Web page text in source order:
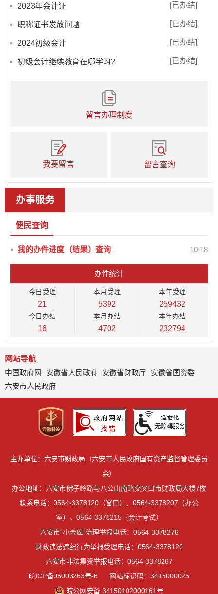
2023年会计证 [已办结]
职称证书发放问题 [已办结]
2024初级会计 [已办结]
初级会计继续教育在哪学习? [已办结]
留言办理制度
我要留言 留言查询
办事服务
便民查询
我的办件进度（结果）查询 10-18
办件统计
今日 受理
21
今日办结
16
本月 受理
5392
本月办结
4702
本年受理
259432
本年办结
232794
网站导航
中国政府网
安徽省人民政府 安徽省财政厅
安徽省国资委
六安市人民政府
主办单位：六安市财政局（六安市人民政府国有资产监督管理委员
会）
办公地址：六安市佛子岭路与八公山南路交叉口市财政局大楼7楼
联系电话：0564-3378120（窗口）、0564-3378207（办公
室）、0564-3378215（会计考试）
六安市“小金库”治理举报电话：0564-3378276
财政违法违纪行为举报受理电话：0564-3378120
六安市非法集资举报电话：0564-3378267
皖ICP备05003263号-6
网站标识码：3415000025
皖公网安备 34150102000161号